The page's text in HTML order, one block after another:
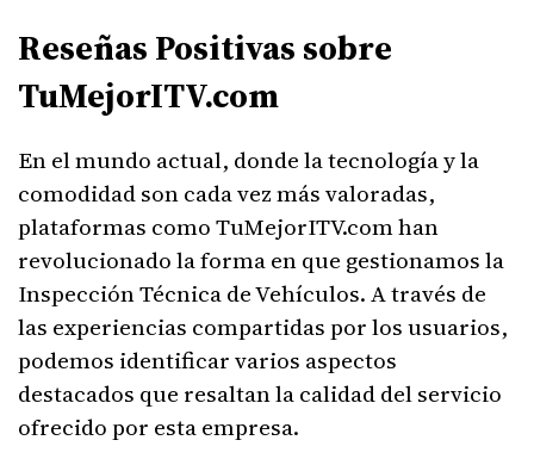
Reseñas Positivas sobre
TuMejorITV.com
En el mundo actual, donde la tecnología y la
comodidad son cada vez más valoradas,
plataformas como TuMejorITV.com han
revolucionado la forma en que gestionamos la
Inspección Técnica de Vehículos. A través de
las experiencias compartidas por los usuarios,
podemos identificar varios aspectos
destacados que resaltan la calidad del servicio
ofrecido por esta empresa.